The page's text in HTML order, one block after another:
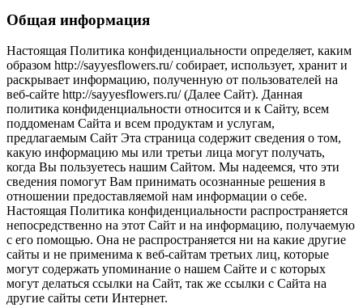
Общая информация
Настоящая Политика конфиденциальности определяет, каким
образом http://sayyesflowers.ru/ собирает, использует, хранит и
раскрывает информацию, полученную от пользователей на
веб-сайте http://sayyesflowers.ru/ (Далее Cайт). Данная
политика конфиденциальности относится и к Сайту, всем
поддоменам Сайта и всем продуктам и услугам,
предлагаемым Сайт Эта страница содержит сведения о том,
какую информацию мы или третьи лица могут получать,
когда Вы пользуетесь нашим Сайтом. Мы надеемся, что эти
сведения помогут Вам принимать осознанные решения в
отношении предоставляемой нам информации о себе.
Настоящая Политика конфиденциальности распространяется
непосредственно на этот Сайт и на информацию, получаемую
с его помощью. Она не распространяется ни на какие другие
сайты и не применима к веб-сайтам третьих лиц, которые
могут содержать упоминание о нашем Сайте и с которых
могут делаться ссылки на Сайт, так же ссылки с Сайта на
другие сайты сети Интернет.